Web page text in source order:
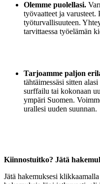
Olemme puolellasi.
työvaatteet ja varusteet.
työturvallisuuteen.
tarvittaessa työelämän
Tarjoamme paljon
tähtäimessäsi sitten
surffailu tai kokonaan
ympäri Suomen.
urallesi uuden suunnan.
Kiinnostuitko? Jätä
Jätä hakemuksesi